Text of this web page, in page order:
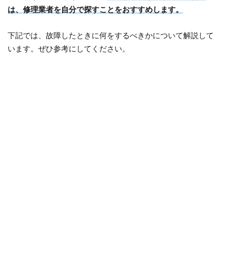
は、修理業者を自分で探すことをおすすめします。
下記では、故障したときに何をするべきかについて解説して
います。ぜひ参考にしてください。